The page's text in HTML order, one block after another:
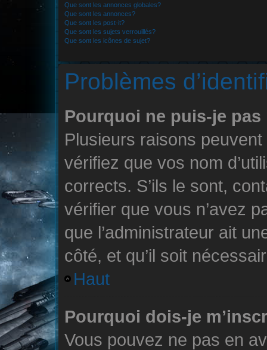
Que sont les annonces globales?
Que sont les annonces?
Que sont les post-it?
Que sont les sujets verrouillés?
Que sont les icônes de sujet?
Problèmes
Pourquoi ne puis-je
Plusieurs raisons
vérifiez que vos nom
corrects. S’ils le sont,
vérifier que vous n’avez
que l’administrateur ait
côté, et qu’il soit
Haut
Pourquoi dois-je
Vous pouvez ne pas en